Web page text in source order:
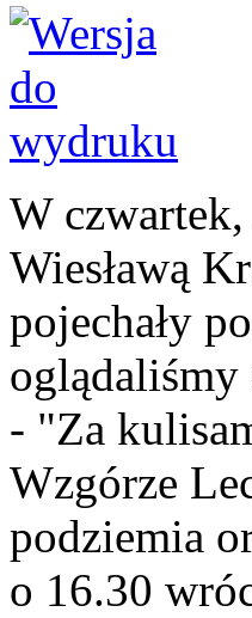
W
Wiesławą
pojechały
- "Za
Wzgórze
podziemia
o 16.30